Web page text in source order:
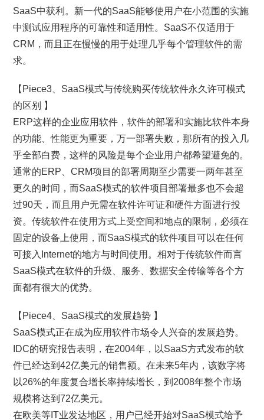
SaaS中获利。新一代的SaaS能够使用户在小范围的实施
中测试应用程序的可靠性和适用性。SaaS不仅适用于
CRM，而且正在慢慢的用于处理几乎每个管理软件的需
求。
【Piece3、SaaS模式与传统购买传统软件永久许可模式
的区别 】
ERP这样的企业应用软件，软件的部署和实施比软件本身
的功能、性能更为重要，万一部署失败，那所有的投入几
乎全部白费，这样的风险是每个企业用户都希望避免的。
通常的ERP、CRM项目的部署周期至少需要一两年甚至
更久的时间，而SaaS模式的软件项目部署最多也不会超
过90天，而且用户无需在软件许可证和硬件方面进行投
资。传统软件在使用方式上受空间和地点的限制，必须在
固定的设备上使用，而SaaS模式的软件项目可以在任何
可接入Internet的地方与时间使用。相对于传统软件而言
SaaS模式在软件的升级、服务、数据安全传输等各个方
面都有很大的优势。
【Piece4、SaaS模式的发展趋势 】
SaaS模式正在成为应用软件市场令人兴奋的发展趋势。
IDC的研究报告表明，在2004年，以SaaS方式发布的软
件已经达到42亿美元的销售额。在未来5年内，该数字将
以26%的年度复合增长率持续增长，到2008年整个市场
规模将达到72亿美元。
在欧美等IT业发达地区，用户已经开始对SaaS模式给予